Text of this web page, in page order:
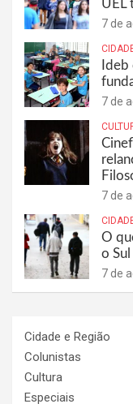
UEL
7 de
7 de
7 de
O
o
7 de
Cidade e Região
Colunistas
Cultura
Especiais